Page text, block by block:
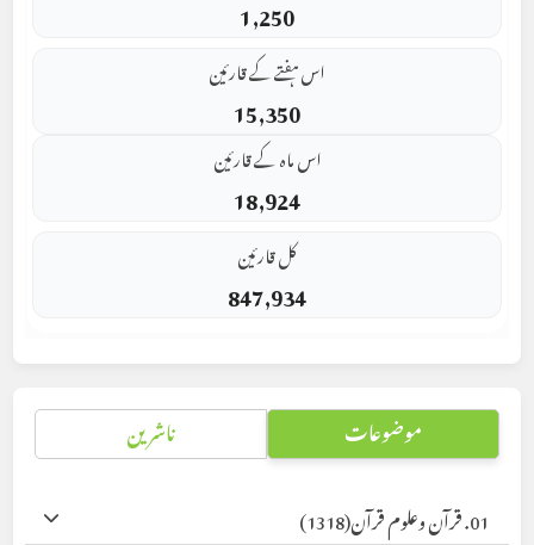
1,250
اس ہفتے کے قارئین
15,350
اس ماہ کے قارئین
18,924
کل قارئین
847,934
موضوعات ناشرین
01. قرآن وعلوم قرآن
(1318)